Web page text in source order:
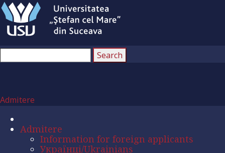
Admitere
Admitere
Information for foreign applicants
Українці/Ukrainians